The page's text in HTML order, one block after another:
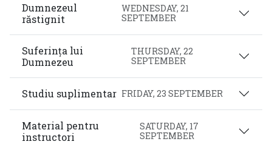
Dumnezeul
răstignit
WEDNESDAY, 21
SEPTEMBER
Suferința lui
Dumnezeu
THURSDAY, 22
SEPTEMBER
Studiu suplimentar FRIDAY, 23 SEPTEMBER
Material pentru
instructori
SATURDAY, 17
SEPTEMBER